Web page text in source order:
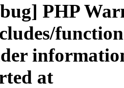
PHP
at